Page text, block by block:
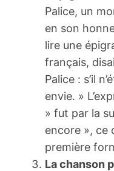
Palice, un
en son
lire une
français,
Palice : s’il
envie. »
» fut par la
encore », ce
première
La chanson